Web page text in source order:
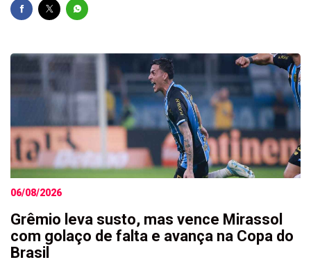
06/08/2026
Grêmio leva susto, mas vence Mirassol
com golaço de falta e avança na Copa do
Brasil